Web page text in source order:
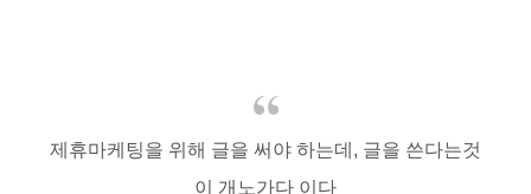
제휴마케팅을 위해 글을 써야 하는데, 글을 쓴다는것
이 개노가다 이다